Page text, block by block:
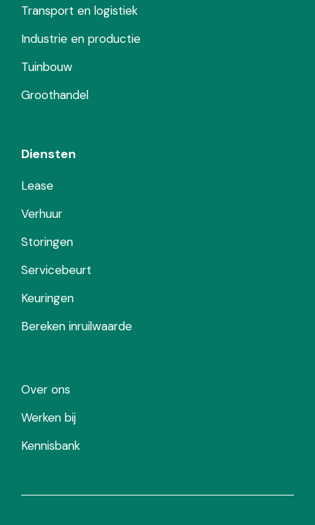
Transport en logistiek
Industrie en productie
Tuinbouw
Groothandel
Diensten
Lease
Verhuur
Storingen
Servicebeurt
Keuringen
Bereken inruilwaarde
Over ons
Werken bij
Kennisbank